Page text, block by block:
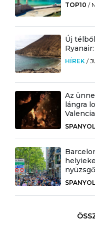
TOP10 /
Új
HÍREK /
Az
lángra
Valencia